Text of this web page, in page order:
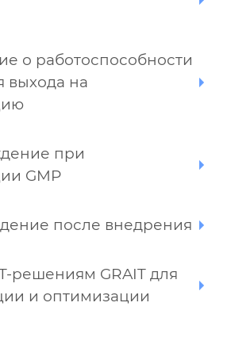
о работоспособности
выхода на
при
GMP
после внедрения
решениям GRAIT для
и оптимизации